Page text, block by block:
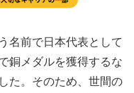
名前で日本代表として
銅メダルを獲得するな
た。そのため、世間の